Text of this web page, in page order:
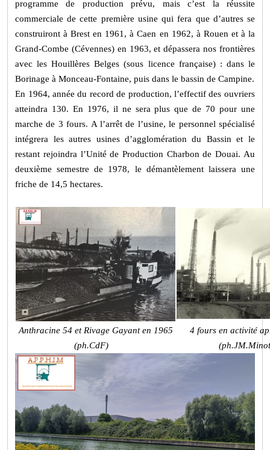
programme de production prévu, mais c’est la réussite
commerciale de cette première usine qui fera que d’autres se
construiront à Brest en 1961, à Caen en 1962, à Rouen et à la
Grand-Combe (Cévennes) en 1963, et dépassera nos frontières
avec les Houillères Belges (sous licence française) : dans le
Borinage à Monceau-Fontaine, puis dans le bassin de Campine.
En 1964, année du record de production, l’effectif des ouvriers
atteindra 130. En 1976, il ne sera plus que de 70 pour une
marche de 3 fours. A l’arrêt de l’usine, le personnel spécialisé
intégrera les autres usines d’agglomération du Bassin et le
restant rejoindra l’Unité de Production Charbon de Douai. Au
deuxième semestre de 1978, le démantèlement laissera une
friche de 14,5 hectares.
Anthracine 54 et Rivage Gayant en 1965
(ph.CdF)
4 fours en activité